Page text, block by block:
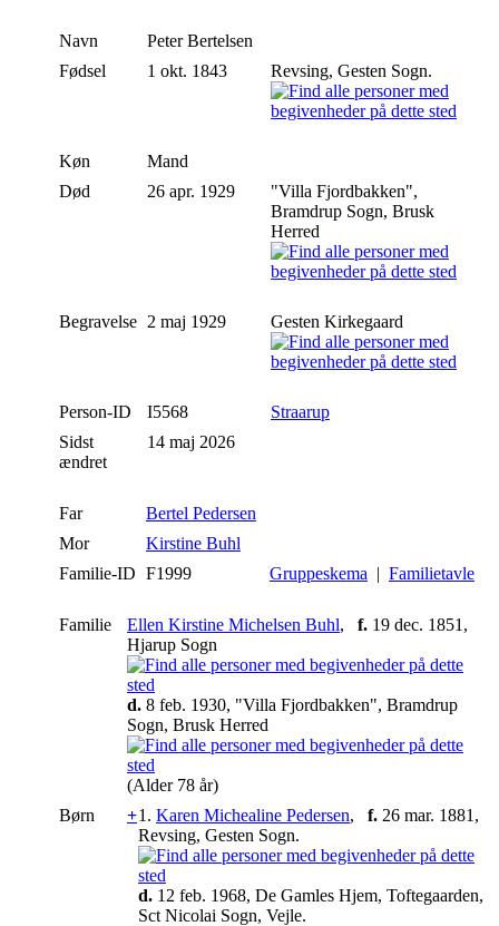
Navn Peter Bertelsen
Fødsel
1 okt. 1843 Revsing, Gesten Sogn.
Køn
Mand
Død
26 apr. 1929
"Villa Fjordbakken",
Bramdrup Sogn, Brusk
Herred
Begravelse 2 maj 1929 Gesten Kirkegaard
Person-ID I5568
Straarup
Sidst
ændret
14 maj 2026
Far
Bertel Pedersen
Mor
Kirstine Buhl
Familie-ID F1999 Gruppeskema | Familietavle
Familie Ellen Kirstine Michelsen Buhl, f. 19 dec. 1851,
Hjarup Sogn
d. 8 feb. 1930, "Villa Fjordbakken", Bramdrup
Sogn, Brusk Herred
(Alder 78 år)
Børn
+1. Karen Michealine Pedersen, f. 26 mar. 1881,
Revsing, Gesten Sogn.
d. 12 feb. 1968, De Gamles Hjem, Toftegaarden,
Sct Nicolai Sogn, Vejle.